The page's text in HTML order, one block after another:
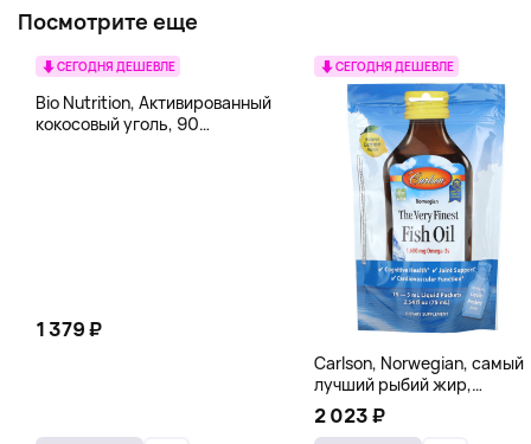
Посмотрите еще
СЕГОДНЯ ДЕШЕВЛЕ
Bio Nutrition, Активированный
кокосовый уголь, 90
1 379 ₽
СЕГОДНЯ ДЕШЕВЛЕ
Carlson, Norwegian, самый
лучший рыбий жир,
натуральный лимон, 15
пакетиков (5 мл) каждый
2 023 ₽